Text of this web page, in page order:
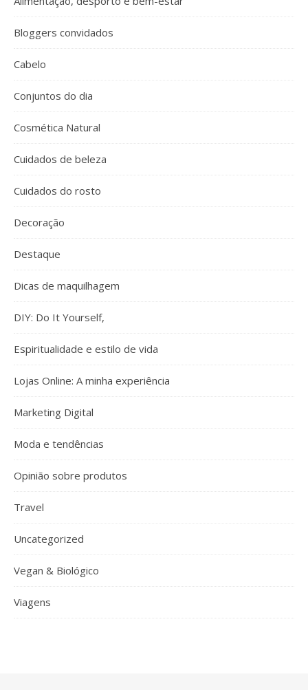
Bloggers convidados
Cabelo
Conjuntos do dia
Cosmética Natural
Cuidados de beleza
Cuidados do rosto
Decoração
Destaque
Dicas de maquilhagem
DIY: Do It Yourself,
Espiritualidade e estilo de vida
Lojas Online: A minha experiência
Marketing Digital
Moda e tendências
Opinião sobre produtos
Travel
Uncategorized
Vegan & Biológico
Viagens